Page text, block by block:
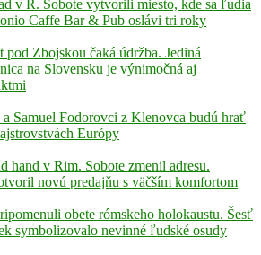
v R. Sobote vytvorili miesto, kde sa ľudia
Caffe Bar & Pub oslávi tri roky
pod Zbojskou čaká údržba. Jediná
na Slovensku je výnimočná aj
a Samuel Fodorovci z Klenovca budú hrať
Európy
hand v Rim. Sobote zmenil adresu.
novú predajňu s väčším komfortom
obete rómskeho holokaustu. Šesť
symbolizovalo nevinné ľudské osudy